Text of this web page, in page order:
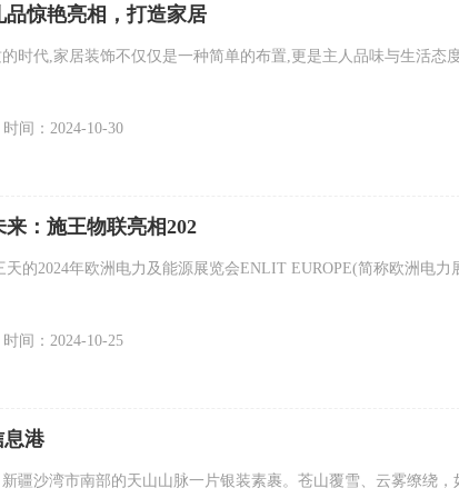
惊艳亮相，打造家居
时代,家居装饰不仅仅是一种简单的布置,更是主人品味与生活态
时间：2024-10-30
：施王物联亮相202
天的2024年欧洲电力及能源展览会ENLIT EUROPE(简称欧洲电力
时间：2024-10-25
息港
疆沙湾市南部的天山山脉一片银装素裹。苍山覆雪、云雾缭绕，